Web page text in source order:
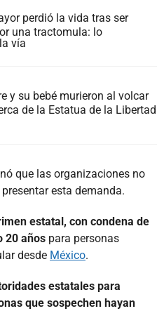
perdió la vida tras ser
una tractomula: lo
vía
y su bebé murieron al volcar
de la Estatua de la Libertad
que las organizaciones no
esta demanda.
estatal, con condena de
20 años para personas
desde México.
estatales para
que sospechen hayan